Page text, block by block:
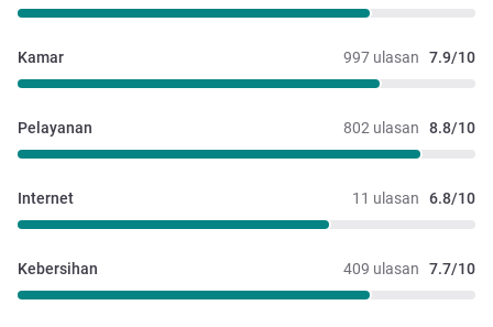
997 ulasan 7.9/10
Kamar
802 ulasan 8.8/10
Pelayanan
11 ulasan 6.8/10
Internet
409 ulasan 7.7/10
Kebersihan